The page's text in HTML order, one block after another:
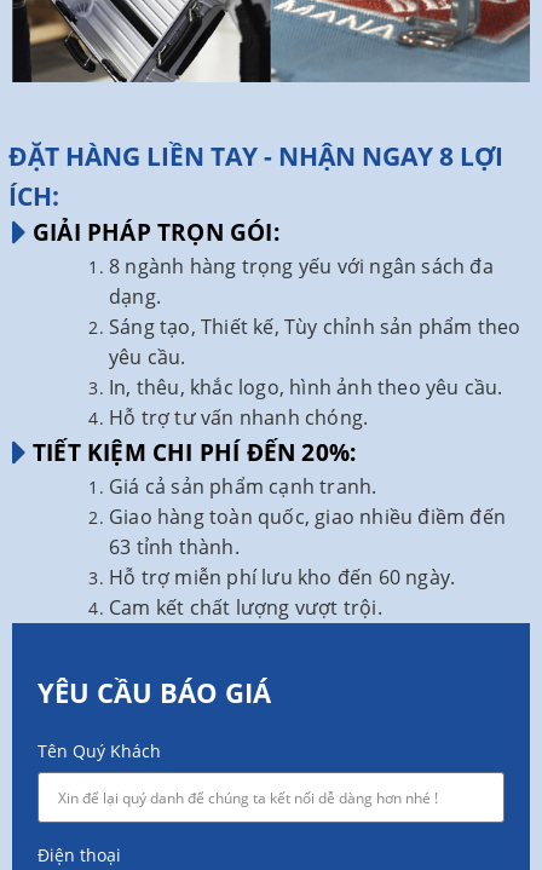
ĐẶT HÀNG LIỀN TAY - NHẬN NGAY 8 LỢI
ÍCH:
GIẢI PHÁP TRỌN GÓI:
8 ngành hàng trọng yếu với ngân sách đa
dạng.
Sáng tạo, Thiết kế, Tùy chỉnh sản phẩm theo
yêu cầu.
In, thêu, khắc logo, hình ảnh theo yêu cầu.
Hỗ trợ tư vấn nhanh chóng.
TIẾT KIỆM CHI PHÍ ĐẾN 20%:
Giá cả sản phẩm cạnh tranh.
Giao hàng toàn quốc, giao nhiều điềm đến
63 tỉnh thành.
Hỗ trợ miễn phí lưu kho đến 60 ngày.
Cam kết chất lượng vượt trội.
YÊU CẦU BÁO GIÁ
Tên Quý Khách
Điện thoại